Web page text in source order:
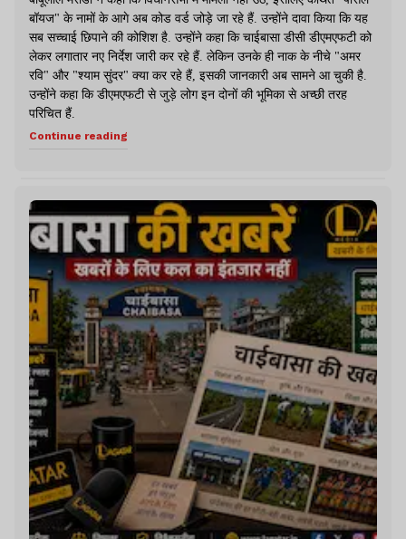
बॉयज" के नामों के आगे अब कोड वर्ड जोड़े जा रहे हैं. उन्होंने दावा किया कि यह
सब सच्चाई छिपाने की कोशिश है. उन्होंने कहा कि चाईबासा डीसी डीएमएफटी को
लेकर लगातार नए निर्देश जारी कर रहे हैं. लेकिन उनके ही नाक के नीचे "अमर
रवि" और "श्याम सुंदर" क्या कर रहे हैं, इसकी जानकारी अब सामने आ चुकी है.
उन्होंने कहा कि डीएमएफटी से जुड़े लोग इन दोनों की भूमिका से अच्छी तरह
परिचित हैं.
Continue reading